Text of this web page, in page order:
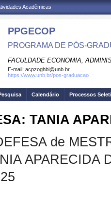
Acadêmicas
PPGECOP
PROGRAMA DE PÓS-
FACULDADE ECONOMIA,
E-mail: acpzoghbi@unb.br
https://www.unb.br/pos-graduacao
Calendário Processos
TANIA
de
APARECIDA